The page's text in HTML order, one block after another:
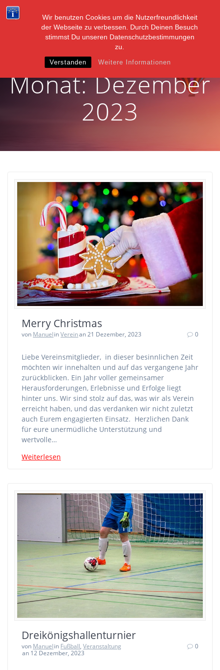
Wir benutzen Cookies um die Nutzerfreundlichkeit
der Webseite zu verbessen. Durch Deinen Besuch
stimmst Du unseren Datenschutzbestimmungen
zu.
Verstanden Weitere Informationen
Inhalt
springen
Monat:Dezember
2023
Merry Christmas
von ManuelinVereinan 21 Dezember, 2023 0
Liebe Vereinsmitglieder, in dieser besinnlichen Zeit
möchten wir innehalten und auf das vergangene Jahr
zurückblicken. Ein Jahr voller gemeinsamer
Herausforderungen, Erlebnisse und Erfolge liegt
hinter uns. Wir sind stolz auf das, was wir als Verein
erreicht haben, und das verdanken wir nicht zuletzt
auch Eurem engagierten Einsatz. Herzlichen Dank
für eure unermüdliche Unterstützung und
wertvolle…
Weiterlesen
Dreikönigshallenturnier
von Manuelin Fußball,Veranstaltung
an 12 Dezember, 2023
0